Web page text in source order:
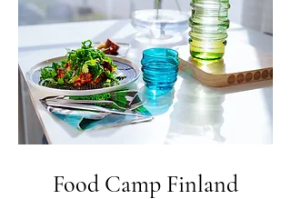
Food Camp Finland